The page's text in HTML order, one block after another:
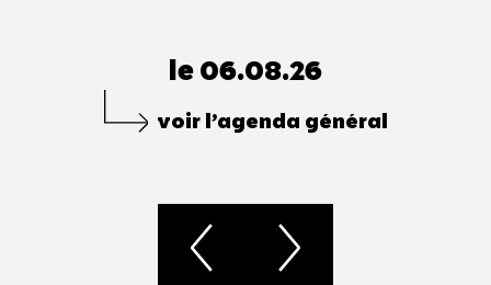
le 06.08.26
voir l’agenda général